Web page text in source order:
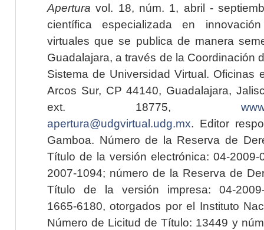
Apertura vol. 18, núm. 1, abril -
científica especializada en
virtuales que se publica de manera
Guadalajara, a través de la Coordinación
Sistema de Universidad Virtual. Oficinas
Arcos Sur, CP 44140, Guadalajara,
ext. 18775,
apertura@udgvirtual.udg.mx. Editor
Gamboa. Número de la Reserva de
Título de la versión electrónica: 04-2009-
2007-1094; número de la Reserva de
Título de la versión impresa: 04-2009-
1665-6180, otorgados por el Instituto
Número de Licitud de Título: 13449 y